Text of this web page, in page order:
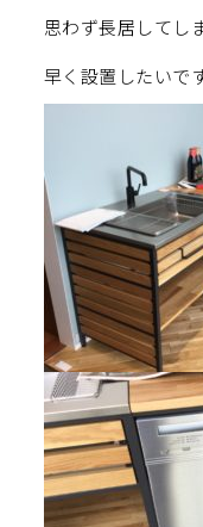
思わず長居してし
早く設置したいで